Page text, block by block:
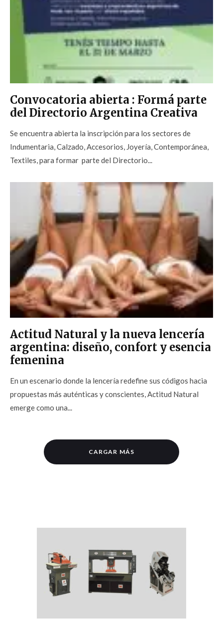
Convocatoria abierta : Formá parte
del Directorio Argentina Creativa
Se encuentra abierta la inscripción para los sectores de
Indumentaria, Calzado, Accesorios, Joyería, Contemporánea,
Textiles, para formar parte del Directorio...
Actitud Natural y la nueva lencería
argentina: diseño, confort y esencia
femenina
En un escenario donde la lencería redefine sus códigos hacia
propuestas más auténticas y conscientes, Actitud Natural
emerge como una...
CARGAR MÁS